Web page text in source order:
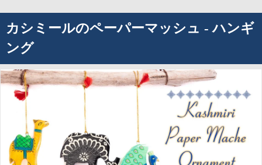
カシミールのペーパーマッシュ - ハンギ
ング